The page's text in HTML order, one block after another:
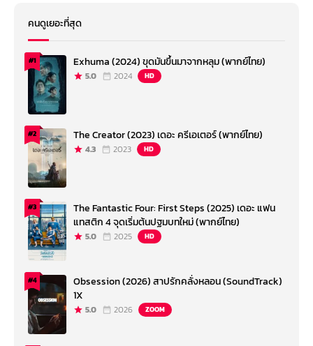
คนดูเยอะที่สุด
#1 Exhuma (2024) ขุดมันขึ้นมาจากหลุม (พากย์ไทย)
5.0 2024 HD
#2 The Creator (2023) เดอะ ครีเอเตอร์ (พากย์ไทย)
4.3 2023 HD
#3
The Fantastic Four: First Steps (2025) เดอะ แฟน
แทสติก 4 จุดเริ่มต้นปฐมบทใหม่ (พากย์ไทย)
5.0 2025 HD
#4
Obsession (2026) สาปรักคลั่งหลอน (SoundTrack)
1X
5.0 2026 ZOOM